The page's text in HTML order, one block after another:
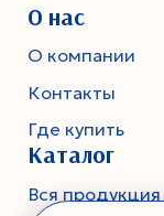
О нас
О компании
Контакты
Где купить
Каталог
Вся продукция